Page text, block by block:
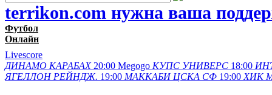
terrikon.com нужна ваша
Футбол
Онлайн
Livescore
ДИНАМО КАРАБАХ 20:00 Megogo КУПС УНИВЕРС 18:00
ЯГЕЛЛОН РЕЙНДЖ. 19:00 МАККАБИ ЦСКА СФ 19:00 ХИК